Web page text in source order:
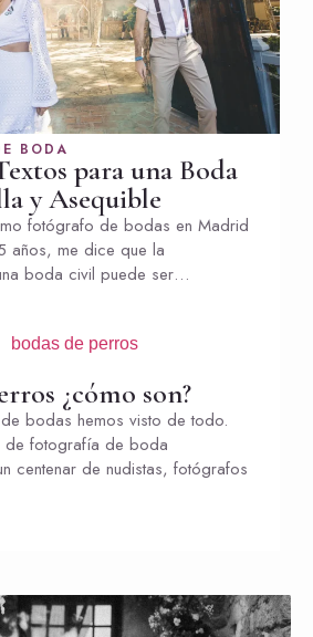
BODA
para una Boda
y Asequible
fotógrafo de bodas en Madrid
años, me dice que la
boda civil puede ser…
¿cómo son?
bodas hemos visto de todo.
de fotografía de boda
centenar de nudistas, fotógrafos